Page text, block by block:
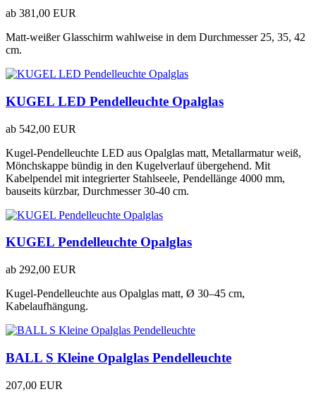
ab 381,00 EUR
Matt-weißer Glasschirm wahlweise in dem Durchmesser 25, 35, 42
cm.
KUGEL LED Pendelleuchte Opalglas
ab 542,00 EUR
Kugel-Pendelleuchte LED aus Opalglas matt, Metallarmatur weiß,
Mönchskappe bündig in den Kugelverlauf übergehend. Mit
Kabelpendel mit integrierter Stahlseele, Pendellänge 4000 mm,
bauseits kürzbar, Durchmesser 30-40 cm.
KUGEL Pendelleuchte Opalglas
ab 292,00 EUR
Kugel-Pendelleuchte aus Opalglas matt, Ø 30–45 cm,
Kabelaufhängung.
BALL S Kleine Opalglas Pendelleuchte
207,00 EUR